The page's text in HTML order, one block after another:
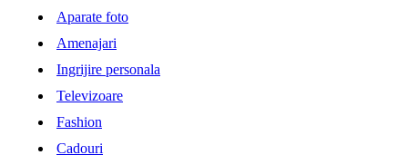
Aparate foto
Amenajari
Ingrijire personala
Televizoare
Fashion
Cadouri